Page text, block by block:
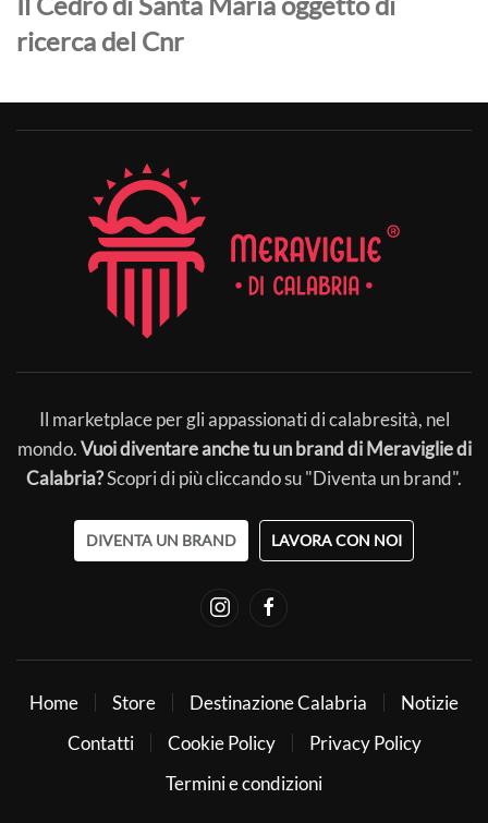
ricerca del Cnr
Il marketplace per gli appassionati di calabresità, nel
mondo.Vuoi diventare anche tu un brand di Meraviglie di
Calabria?Scopri di più cliccando su "Diventa un brand".
DIVENTA UN BRAND LAVORA CON NOI
Home Store Destinazione Calabria
Notizie
Contatti
Cookie Policy
Privacy Policy
Termini e condizioni